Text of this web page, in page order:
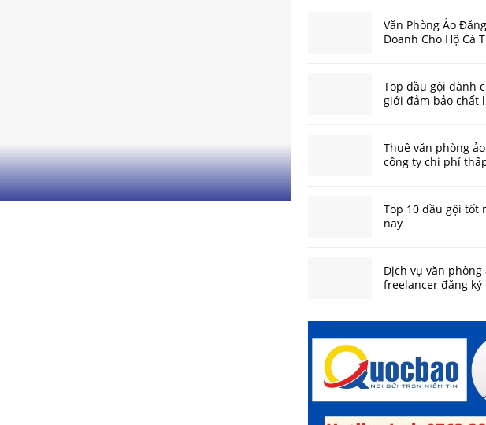
Văn Phòng Ảo
Doanh Cho Hộ Cá
Top dầu gội dành
giới đảm bảo chất
Thuê văn phòng
công ty chi phí
Top 10 dầu gội tốt
nay
Dịch vụ văn phòng
freelancer đăng